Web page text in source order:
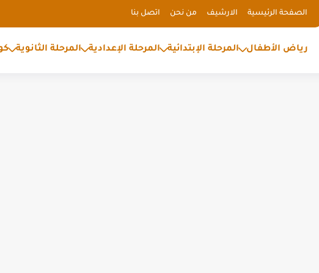
الصفحة الرئيسية الارشيف من نحن اتصل بنا
رياض الأطفال المرحلة الإبتدائية المرحلة الإعدادية المرحلة الثانوية